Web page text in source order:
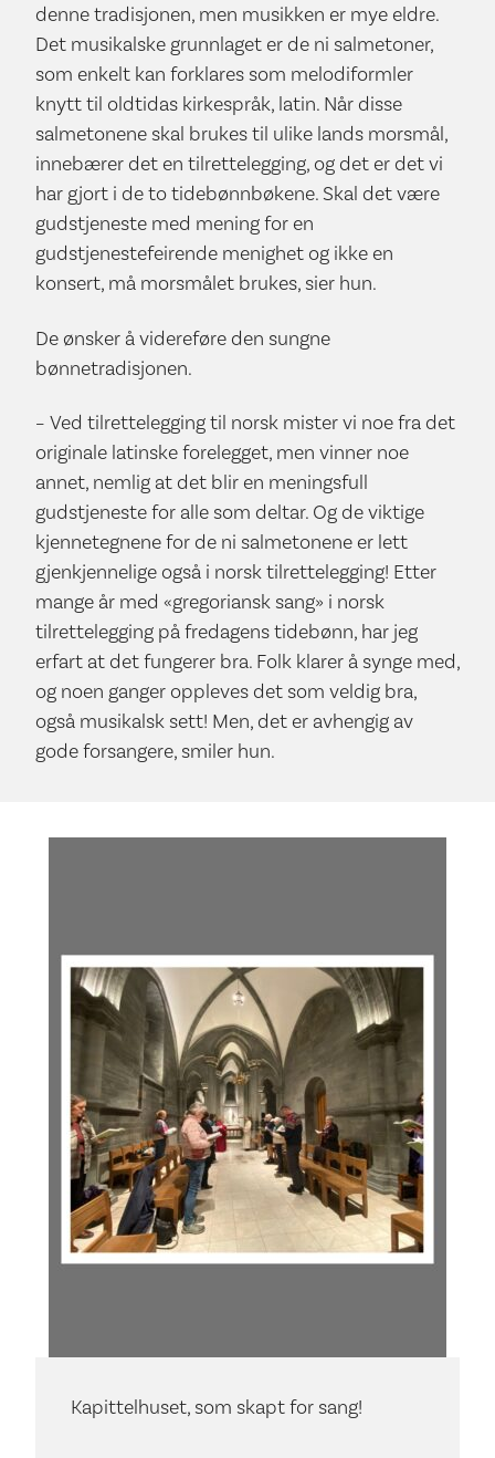
denne tradisjonen, men musikken er mye eldre.
Det musikalske grunnlaget er de ni salmetoner,
som enkelt kan forklares som melodiformler
knytt til oldtidas kirkespråk, latin. Når disse
salmetonene skal brukes til ulike lands morsmål,
innebærer det en tilrettelegging, og det er det vi
har gjort i de to tidebønnbøkene. Skal det være
gudstjeneste med mening for en
gudstjenestefeirende menighet og ikke en
konsert, må morsmålet brukes, sier hun.
De ønsker å videreføre den sungne
bønnetradisjonen.
– Ved tilrettelegging til norsk mister vi noe fra det
originale latinske forelegget, men vinner noe
annet, nemlig at det blir en meningsfull
gudstjeneste for alle som deltar. Og de viktige
kjennetegnene for de ni salmetonene er lett
gjenkjennelige også i norsk tilrettelegging! Etter
mange år med «gregoriansk sang» i norsk
tilrettelegging på fredagens tidebønn, har jeg
erfart at det fungerer bra. Folk klarer å synge med,
og noen ganger oppleves det som veldig bra,
også musikalsk sett! Men, det er avhengig av
gode forsangere, smiler hun.
Kapittelhuset, som skapt for sang!